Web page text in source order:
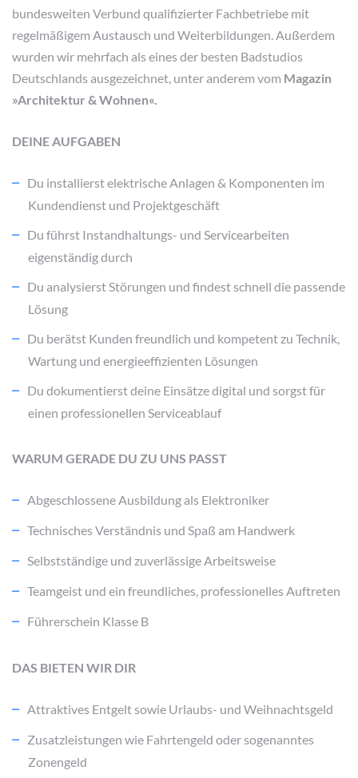
bundesweiten Verbund qualifizierter Fachbetriebe mit
regelmäßigem Austausch und Weiterbildungen. Außerdem
wurden wir mehrfach als eines der besten Badstudios
Deutschlands ausgezeichnet, unter anderem vom Magazin
»Architektur & Wohnen«.
DEINE AUFGABEN
Du installierst elektrische Anlagen & Komponenten im
Kundendienst und Projektgeschäft
Du führst Instandhaltungs- und Servicearbeiten
eigenständig durch
Du analysierst Störungen und findest schnell die passende
Lösung
Du berätst Kunden freundlich und kompetent zu Technik,
Wartung und energieeffizienten Lösungen
Du dokumentierst deine Einsätze digital und sorgst für
einen professionellen Serviceablauf
WARUM GERADE DU ZU UNS PASST
Abgeschlossene Ausbildung als Elektroniker
Technisches Verständnis und Spaß am Handwerk
Selbstständige und zuverlässige Arbeitsweise
Teamgeist und ein freundliches, professionelles Auftreten
Führerschein Klasse B
DAS BIETEN WIR DIR
Attraktives Entgelt sowie Urlaubs- und Weihnachtsgeld
Zusatzleistungen wie Fahrtengeld oder sogenanntes
Zonengeld